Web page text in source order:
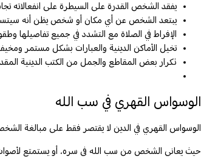
يفقد الشخص القدرة على السيطرة على انفعالاته
يبتعد الشخص عن أي مكان أو شخص يظن أنه
الإفراط في الصلاة مع التشدد في جميع تفاصيلها
تخيل الأماكن الدينية والعبارات بشكل مستمر
تكرار بعض المقاطع والجمل من الكتب الدينية
الوسواس القهري في سب الله
الوسواس القهري في الدين لا يقتصر فقط على مبالغة
حيث يعاني الشخص من سب الله في سره، أو يستمتع